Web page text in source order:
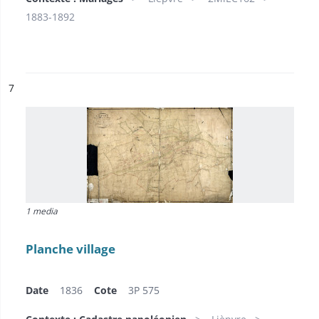
1883-1892
n°
7
1 media
Planche village
Date 1836 Cote 3P 575